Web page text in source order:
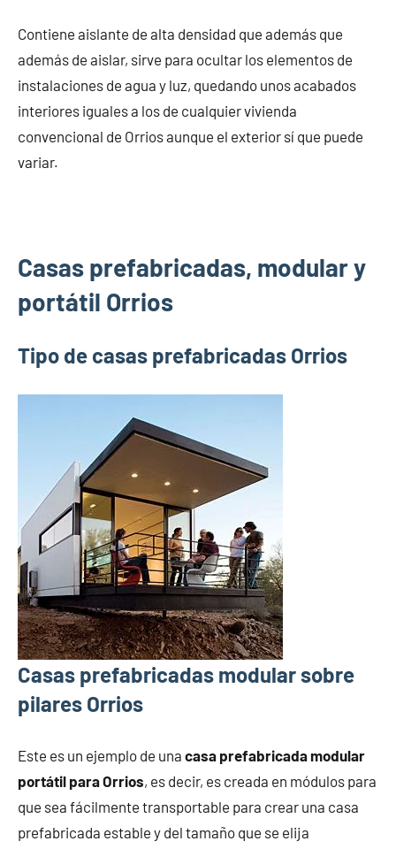
Contiene aislante de alta densidad que además que
además de aislar, sirve para ocultar los elementos de
instalaciones de agua y luz, quedando unos acabados
interiores iguales a los de cualquier vivienda
convencional de Orrios aunque el exterior sí que puede
variar.
Casas prefabricadas, modular y
portátil Orrios
Tipo de casas prefabricadas Orrios
Casas prefabricadas modular sobre
pilares Orrios
Este es un ejemplo de una casa prefabricada modular
portátil para Orrios, es decir, es creada en módulos para
que sea fácilmente transportable para crear una casa
prefabricada estable y del tamaño que se elija